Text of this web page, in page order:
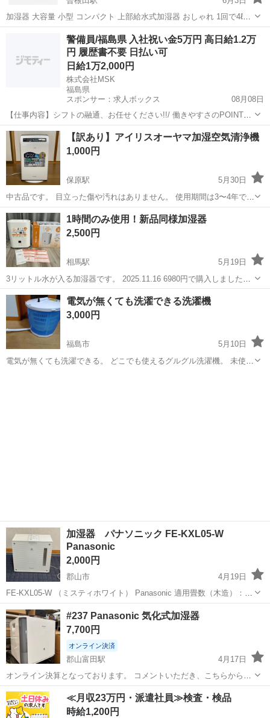
加湿器 大容量 小型 コンパクト 上部給水式加湿器 おしゃれ 1回で4ℓを
給水可能で最大約13時間連続で稼働できます。 フタを開けて上から給
水できるスタイリッシュな加湿器。 ・フタを開けて上から給水できる
簡単スタイル ・...
福島市 曽根田駅 季節、空調家電 RISOU
警備員/福島県 入社祝い金5万円 高日給1.2万
円 履歴書不要 日払い可
日給1万2,000円
株式会社MSK
福島県
スポンサー：求人ボックス
08月08日
【仕事内容】シフトの融通、お任せください!!/ 働きやすさのPOINT
は… 業界最高水準!高日給で効率よく稼げます! 履歴書不要の面接!服装
自由! 週1日～OK!毎週のシフト制! 資格取得支援制度アリ!資格手当ア
リ! <シフトの融...
アルバイト・パート
【訳あり】アイリスオーヤマ加湿空気清浄機
1,000円
保原駅
5月30日
中古品です。 目立った傷や汚れはありません。 使用期間は3〜4年で
す。 2016年製 ⚠️【訳あり】写真5枚目、右はじ上の部分の部品を紛失
してます。そのため、加湿の時の蒸気が直接出てきて熱いので注意で
す。 ⚠️説明書はあり...
福島 伊達市 保原駅 季節、空調家電
1時間のみ使用！新品同様加湿器
2,500円
相馬駅
5月19日
3リットル水が入る加湿器です。 2025.11.16 6980円で購入しました。
1時間使用しました。 お値下げは考えておりません。
福島 相馬市 相馬駅 季節、空調家電 新品
電気が無くても洗濯できる洗濯機
3,000円
福島市
5月10日
電気が無くても洗濯できる。 どこでも使えるグルグル洗濯機。 未使用
加湿器 パナソニック FE-KXL05-W
Panasonic
2,000円
郡山市
4月19日
FE-KXL05-W （ミスティホワイト） Panasonic 適用畳数（木造）：
8.5畳 適用畳数（鉄筋）：14畳 タンク容量（L）：4.2L 1シーズン使用
して保管しておりました。これからの季節にいかが...
福島 郡山市 KXL
#237 Panasonic 気化式加湿器
7,700円
オンライン決済
郡山富田駅
4月17日
オンライン決算となっております。 コメントいただき、こちらから返
答がございましたら購入手続きへお願い致します。 現金支払いも対応
可能です。
福島 郡山市 郡山富田駅 季節、空調家電 Panasonic
≪月収23万円・派遣社員≫検査・検品
時給1,200円